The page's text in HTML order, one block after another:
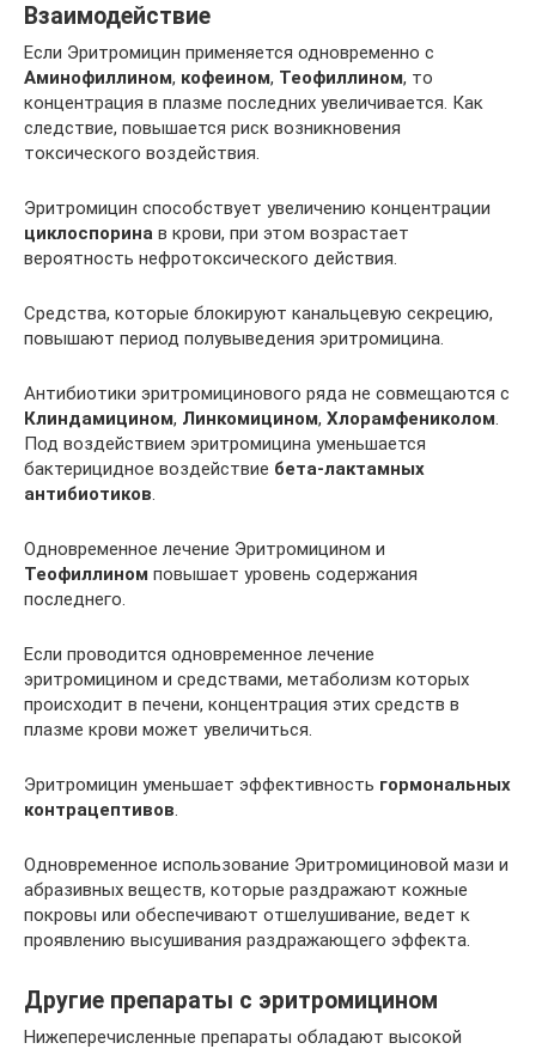
Взаимодействие
Если Эритромицин применяется одновременно с
Аминофиллином, кофеином, Теофиллином, то
концентрация в плазме последних увеличивается. Как
следствие, повышается риск возникновения
токсического воздействия.
Эритромицин способствует увеличению концентрации
циклоспорина в крови, при этом возрастает
вероятность нефротоксического действия.
Средства, которые блокируют канальцевую секрецию,
повышают период полувыведения эритромицина.
Антибиотики эритромицинового ряда не совмещаются с
Клиндамицином, Линкомицином, Хлорамфениколом.
Под воздействием эритромицина уменьшается
бактерицидное воздействие бета-лактамных
антибиотиков.
Одновременное лечение Эритромицином и
Теофиллином повышает уровень содержания
последнего.
Если проводится одновременное лечение
эритромицином и средствами, метаболизм которых
происходит в печени, концентрация этих средств в
плазме крови может увеличиться.
Эритромицин уменьшает эффективность гормональных
контрацептивов.
Одновременное использование Эритромициновой мази и
абразивных веществ, которые раздражают кожные
покровы или обеспечивают отшелушивание, ведет к
проявлению высушивания раздражающего эффекта.
Другие препараты с эритромицином
Нижеперечисленные препараты обладают высокой